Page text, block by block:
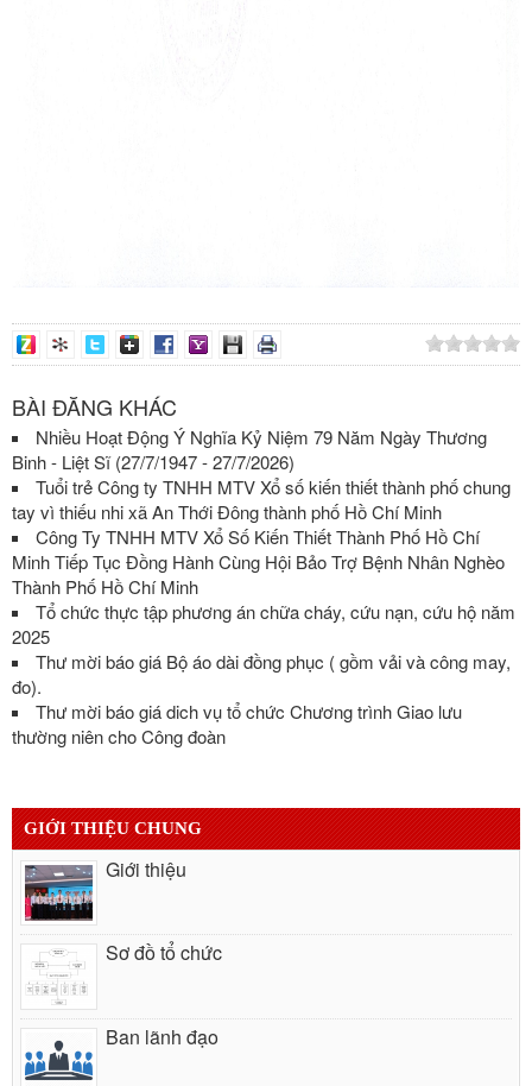
BÀI ĐĂNG KHÁC
Nhiều Hoạt Động Ý Nghĩa Kỷ Niệm 79 Năm Ngày Thương
Binh - Liệt Sĩ (27/7/1947 - 27/7/2026)
Tuổi trẻ Công ty TNHH MTV Xổ số kiến thiết thành phố chung
tay vì thiếu nhi xã An Thới Đông thành phố Hồ Chí Minh
Công Ty TNHH MTV Xổ Số Kiến Thiết Thành Phố Hồ Chí
Minh Tiếp Tục Đồng Hành Cùng Hội Bảo Trợ Bệnh Nhân Nghèo
Thành Phố Hồ Chí Minh
Tổ chức thực tập phương án chữa cháy, cứu nạn, cứu hộ năm
2025
Thư mời báo giá Bộ áo dài đồng phục ( gồm vải và công may,
đo).
Thư mời báo giá dich vụ tổ chức Chương trình Giao lưu
thường niên cho Công đoàn
GIỚI THIỆU CHUNG
Giới thiệu
Sơ đồ tổ chức
Ban lãnh đạo